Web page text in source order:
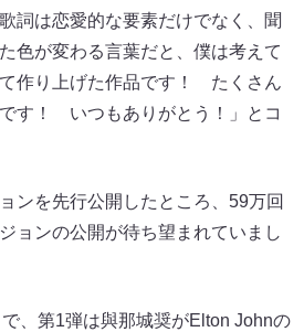
詞は恋愛的な要素だけでなく、聞
色が変わる言葉だと、僕は考えて
作り上げた作品です！ たくさん
す！ いつもありがとう！」とコ
ンを先行公開したところ、59万回
ョンの公開が待ち望まれていまし
で、第1弾は與那城奨がElton Johnの